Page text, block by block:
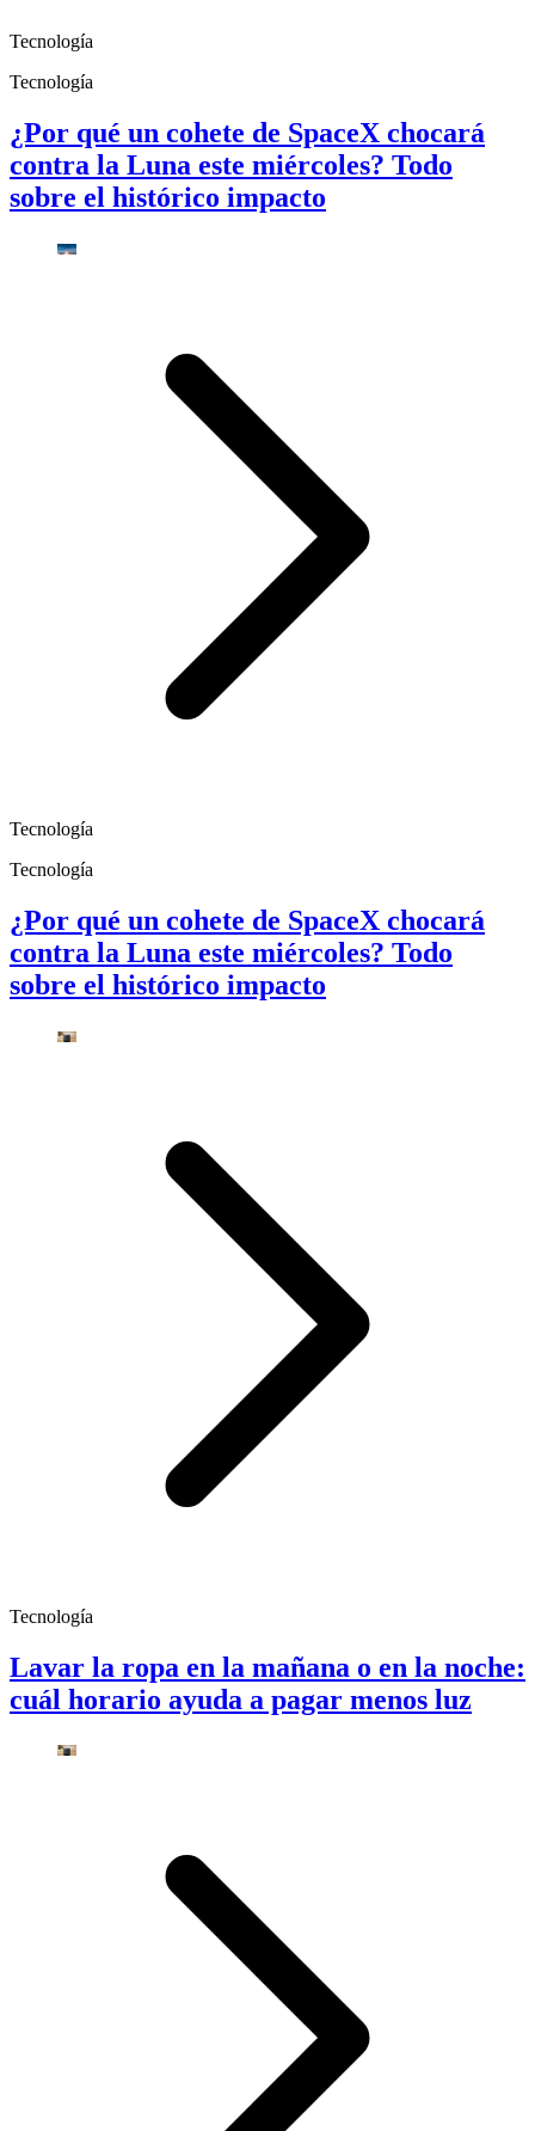
Tecnología
Tecnología
¿Por qué un cohete de SpaceX chocará
contra la Luna este miércoles? Todo
sobre el histórico impacto
Tecnología
Tecnología
¿Por qué un cohete de SpaceX chocará
contra la Luna este miércoles? Todo
sobre el histórico impacto
Tecnología
Lavar la ropa en la mañana o en la noche:
cuál horario ayuda a pagar menos luz